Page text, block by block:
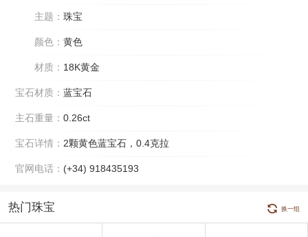
主题： 珠宝
颜色： 黄色
材质： 18K黄金
宝石材质： 蓝宝石
主石重量： 0.26ct
宝石详情： 2颗黄色蓝宝石，0.4克拉
官网电话： (+34) 918435193
热门珠宝 换一组